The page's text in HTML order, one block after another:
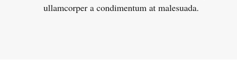
ullamcorper a condimentum at malesuada.